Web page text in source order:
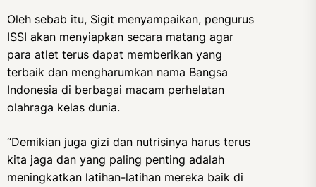
Oleh sebab itu, Sigit menyampaikan, pengurus
ISSI akan menyiapkan secara matang agar
para atlet terus dapat memberikan yang
terbaik dan mengharumkan nama Bangsa
Indonesia di berbagai macam perhelatan
olahraga kelas dunia.
“Demikian juga gizi dan nutrisinya harus terus
kita jaga dan yang paling penting adalah
meningkatkan latihan-latihan mereka baik di